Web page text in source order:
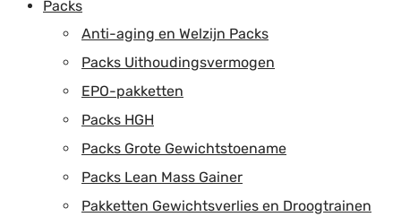
Packs
Anti-aging en Welzijn Packs
Packs Uithoudingsvermogen
EPO-pakketten
Packs HGH
Packs Grote Gewichtstoename
Packs Lean Mass Gainer
Pakketten Gewichtsverlies en Droogtrainen